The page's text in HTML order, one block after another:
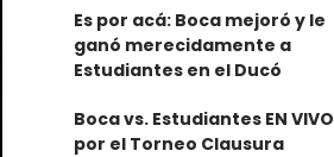
Es por acá: Boca mejoró y le
ganó merecidamente a
Estudiantes en el Ducó
Boca vs. Estudiantes EN VIVO
por el Torneo Clausura